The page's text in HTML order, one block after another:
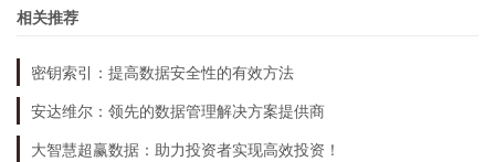
网上银行：提供账户查询、转账汇款、理财购买等服务；
手机银行：提供实时查询、转账汇款、理财购买等服务；
相关推荐
密钥索引：提高数据安全性的有效方法
安达维尔：领先的数据管理解决方案提供商
大智慧超赢数据：助力投资者实现高效投资！